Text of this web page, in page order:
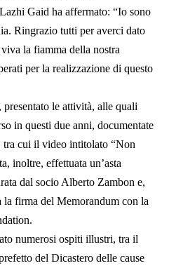
Gaid ha affermato: “Io sono
Ringrazio tutti per averci dato
la fiamma della nostra
per la realizzazione di questo
le attività, alle quali
in questi due anni, documentate
tra cui il video intitolato “Non
inoltre, effettuata un’asta
dal socio Alberto Zambon e,
la firma del Memorandum con la
numerosi ospiti illustri, tra il
del Dicastero delle cause